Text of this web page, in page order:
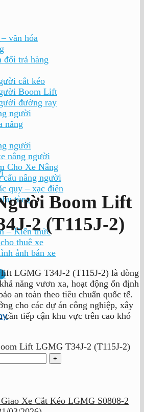
văn hóa
đổi trả hàng
cắt kéo
Boom Lift
đường ray
người
năng
người
nâng người
Cho Xe Nâng
nâng người
quy – xạc điện
tùng
– Kiến thức
thuê xe
ảnh bán xe
Boom Lift
2 (T115J-2)
LGMG T34J-2 (T115J-2) là dòng
năng vươn xa, hoạt động ổn định
an toàn theo tiêu chuẩn quốc tế.
cho các dự án công nghiệp, xây
cần tiếp cận khu vực trên cao khó
Lift LGMG T34J-2 (T115J-2)
Xe Cắt Kéo LGMG S0808-2